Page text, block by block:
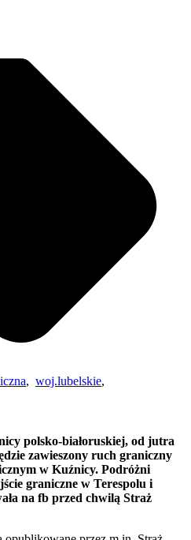
, woj.lubelskie,
polsko-białoruskiej, od jutra
zawieszony ruch graniczny
w Kuźnicy. Podróżni
graniczne w Terespolu i
na fb przed chwilą Straż